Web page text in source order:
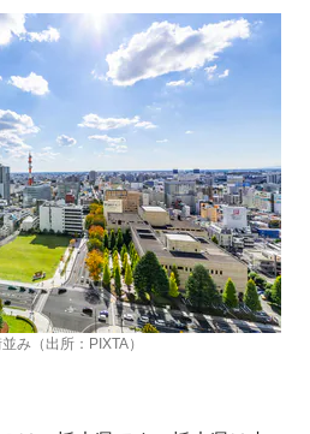
み（出所：PIXTA）